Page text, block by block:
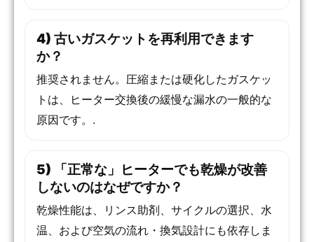
4) 古いガスケットを再利用できます
か？
推奨されません。圧縮または硬化したガスケッ
トは、ヒーター交換後の緩慢な漏水の一般的な
原因です。.
5) 「正常な」ヒーターでも乾燥が改善
しないのはなぜですか？
乾燥性能は、リンス助剤、サイクルの選択、水
温、および空気の流れ・換気設計にも依存しま